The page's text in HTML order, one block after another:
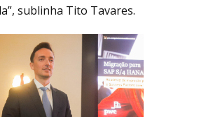
sublinha Tito Tavares.